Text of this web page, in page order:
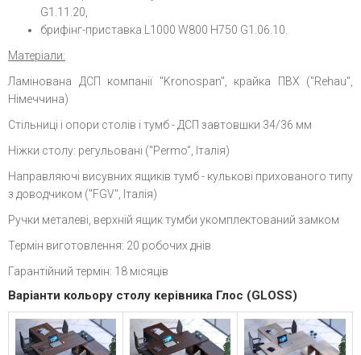
G1.11.20,
брифінг-приставка L1000 W800 H750 G1.06.10.
Матеріали:
Ламінована ДСП компанії "Kronospan", крайка ПВХ ("Rehau",
Німеччина)
Стільниці і опори столів і тумб - ДСП завтовшки 34/36 мм
Ніжки столу: регульовані ("Permo", Італія)
Направляючі висувних ящиків тумб - кулькові прихованого типу
з доводчиком ("FGV", Італія)
Ручки металеві, верхній ящик тумби укомплектований замком
Термін виготовлення: 20 робочих днів
Гарантійний термін: 18 місяців
Варіанти кольору столу керівника Глос (GLOSS)